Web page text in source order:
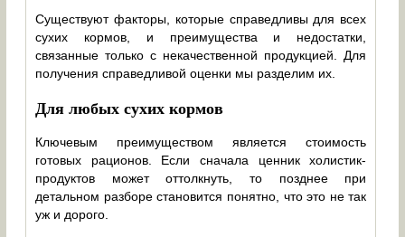
Существуют факторы, которые справедливы для всех
сухих кормов, и преимущества и недостатки,
связанные только с некачественной продукцией. Для
получения справедливой оценки мы разделим их.
Для любых сухих кормов
Ключевым преимуществом является стоимость
готовых рационов. Если сначала ценник холистик-
продуктов может оттолкнуть, то позднее при
детальном разборе становится понятно, что это не так
уж и дорого.